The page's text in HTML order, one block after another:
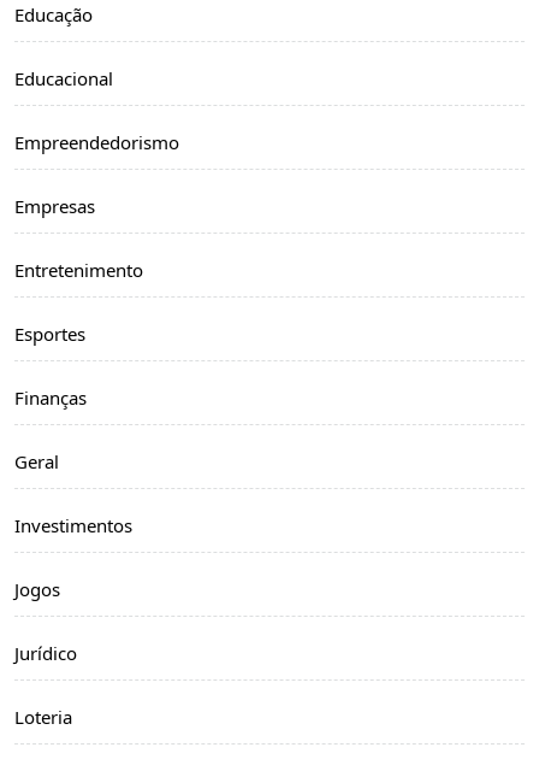
Educação
Educacional
Empreendedorismo
Empresas
Entretenimento
Esportes
Finanças
Geral
Investimentos
Jogos
Jurídico
Loteria